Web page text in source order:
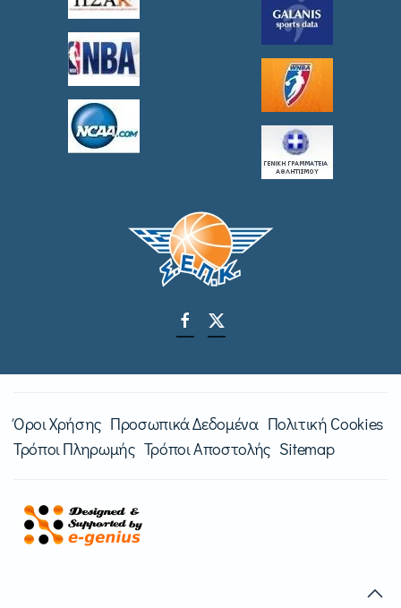
Όροι Χρήσης Προσωπικά Δεδομένα Πολιτική Cookies
Τρόποι Πληρωμής Τρόποι Αποστολής Sitemap